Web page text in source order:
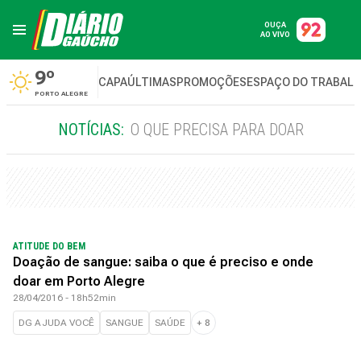
OUÇA
AO VIVO
9º
PORTO ALEGRE
CAPAÚLTIMASPROMOÇÕESESPAÇO DO
NOTÍCIAS: O QUE PRECISA PARA DOAR
ATITUDE DO BEM
Doação de sangue: saiba o que é preciso e onde
doar em Porto Alegre
28/04/2016 - 18h52min
DG AJUDA VOCÊ SANGUE SAÚDE + 8